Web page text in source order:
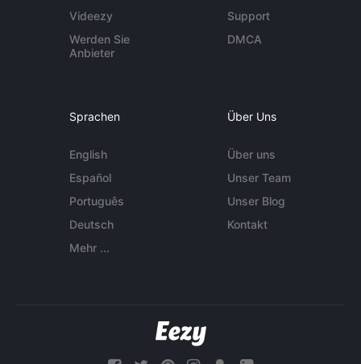
Videezy
Werden Sie
Anbieter
Support
DMCA
Sprachen
English
Español
Português
Deutsch
Mehr ...
Über Uns
Über uns
Unser Team
Unser Blog
Kontakt